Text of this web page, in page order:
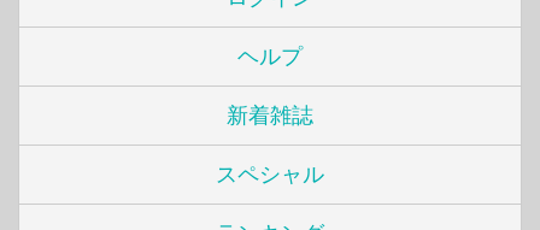
ヘルプ
新着雑誌
スペシャル